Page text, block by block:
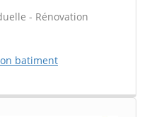
- Rénovation
batiment